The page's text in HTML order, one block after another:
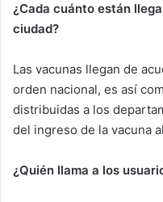
¿Cada cuánto están
ciudad?
Las vacunas llegan de
orden nacional, es así
distribuidas a los
del ingreso de la vacuna
¿Quién llama a los